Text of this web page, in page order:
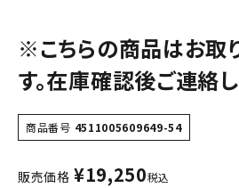
※こちらの商品はお取
す。在庫確認後ご連絡し
商品番号 4511005609649-54
販売価格 ¥19,250税込